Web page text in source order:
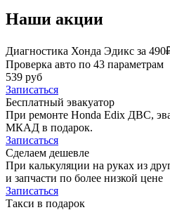
Наши акции
Диагностика Хонда Эдикс за
Проверка авто по 43 параметрам
539 руб
Записаться
Бесплатный эвакуатор
При ремонте Honda Edix ДВС,
МКАД в подарок.
Записаться
Сделаем дешевле
При калькуляции на руках из
и запчасти по более низкой цене
Записаться
Такси в подарок